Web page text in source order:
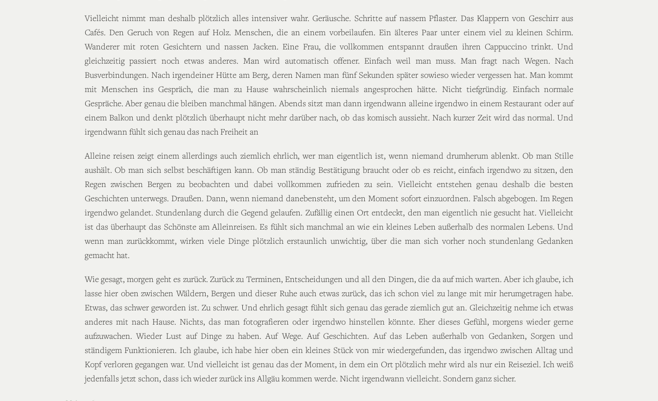
Vielleicht nimmt man deshalb plötzlich alles intensiver wahr. Geräusche. Schritte auf nassem Pflaster. Das Klappern von Geschirr aus
Cafés. Den Geruch von Regen auf Holz. Menschen, die an einem vorbeilaufen. Ein älteres Paar unter einem viel zu kleinen Schirm.
Wanderer mit roten Gesichtern und nassen Jacken. Eine Frau, die vollkommen entspannt draußen ihren Cappuccino trinkt. Und
gleichzeitig passiert noch etwas anderes. Man wird automatisch offener. Einfach weil man muss. Man fragt nach Wegen. Nach
Busverbindungen. Nach irgendeiner Hütte am Berg, deren Namen man fünf Sekunden später sowieso wieder vergessen hat. Man kommt
mit Menschen ins Gespräch, die man zu Hause wahrscheinlich niemals angesprochen hätte. Nicht tiefgründig. Einfach normale
Gespräche. Aber genau die bleiben manchmal hängen. Abends sitzt man dann irgendwann alleine irgendwo in einem Restaurant oder auf
einem Balkon und denkt plötzlich überhaupt nicht mehr darüber nach, ob das komisch aussieht. Nach kurzer Zeit wird das normal. Und
irgendwann fühlt sich genau das nach Freiheit an
Alleine reisen zeigt einem allerdings auch ziemlich ehrlich, wer man eigentlich ist, wenn niemand drumherum ablenkt. Ob man Stille
aushält. Ob man sich selbst beschäftigen kann. Ob man ständig Bestätigung braucht oder ob es reicht, einfach irgendwo zu sitzen, den
Regen zwischen Bergen zu beobachten und dabei vollkommen zufrieden zu sein. Vielleicht entstehen genau deshalb die besten
Geschichten unterwegs. Draußen. Dann, wenn niemand danebensteht, um den Moment sofort einzuordnen. Falsch abgebogen. Im Regen
irgendwo gelandet. Stundenlang durch die Gegend gelaufen. Zufällig einen Ort entdeckt, den man eigentlich nie gesucht hat. Vielleicht
ist das überhaupt das Schönste am Alleinreisen. Es fühlt sich manchmal an wie ein kleines Leben außerhalb des normalen Lebens. Und
wenn man zurückkommt, wirken viele Dinge plötzlich erstaunlich unwichtig, über die man sich vorher noch stundenlang Gedanken
gemacht hat.
Wie gesagt, morgen geht es zurück. Zurück zu Terminen, Entscheidungen und all den Dingen, die da auf mich warten. Aber ich glaube, ich
lasse hier oben zwischen Wäldern, Bergen und dieser Ruhe auch etwas zurück, das ich schon viel zu lange mit mir herumgetragen habe.
Etwas, das schwer geworden ist. Zu schwer. Und ehrlich gesagt fühlt sich genau das gerade ziemlich gut an. Gleichzeitig nehme ich etwas
anderes mit nach Hause. Nichts, das man fotografieren oder irgendwo hinstellen könnte. Eher dieses Gefühl, morgens wieder gerne
aufzuwachen. Wieder Lust auf Dinge zu haben. Auf Wege. Auf Geschichten. Auf das Leben außerhalb von Gedanken, Sorgen und
ständigem Funktionieren. Ich glaube, ich habe hier oben ein kleines Stück von mir wiedergefunden, das irgendwo zwischen Alltag und
Kopf verloren gegangen war. Und vielleicht ist genau das der Moment, in dem ein Ort plötzlich mehr wird als nur ein Reiseziel. Ich weiß
jedenfalls jetzt schon, dass ich wieder zurück ins Allgäu kommen werde. Nicht irgendwann vielleicht. Sondern ganz sicher.